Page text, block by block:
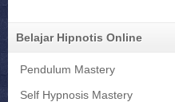
Belajar Hipnotis Online
Pendulum Mastery
Self Hypnosis Mastery